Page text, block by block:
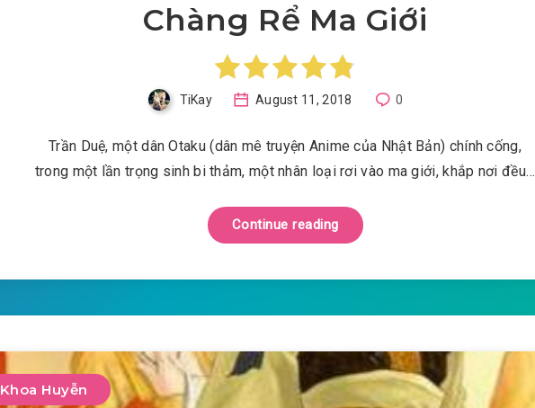
Chàng Rể Ma Giới
TiKay August 11, 2018 0
Trần Duệ, một dân Otaku (dân mê truyện Anime của Nhật Bản) chính cống,
trong một lần trọng sinh bi thảm, một nhân loại rơi vào ma giới, khắp nơi đều…
Continue reading
Khoa Huyễn